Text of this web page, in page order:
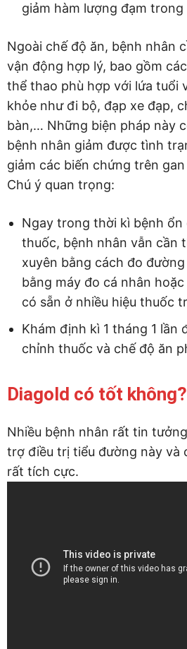
giảm hàm lượng đạm trong
Ngoài chế độ ăn, bệnh nhân
vận động hợp lý, bao gồm
thể thao phù hợp với lứa tuổi
khỏe như đi bộ, đạp xe đạp,
bàn,… Những biện pháp này
bệnh nhân giảm được tình
giảm các biến chứng trên
Chú ý quan trọng:
Ngay trong thời kì bệnh ổn
thuốc, bệnh nhân vẫn cần
xuyên bằng cách đo
bằng máy đo cá nhân
có sẵn ở nhiều hiệu thuốc
Khám định kì 1 tháng 1 lần
chỉnh thuốc và chế độ ăn
Diagold có tốt không?
Nhiều bệnh nhân rất tin
trợ điều trị tiểu đường này và
rất tích cực.